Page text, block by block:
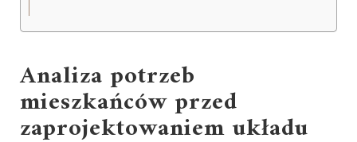
Analiza potrzeb
mieszkańców przed
zaprojektowaniem układu